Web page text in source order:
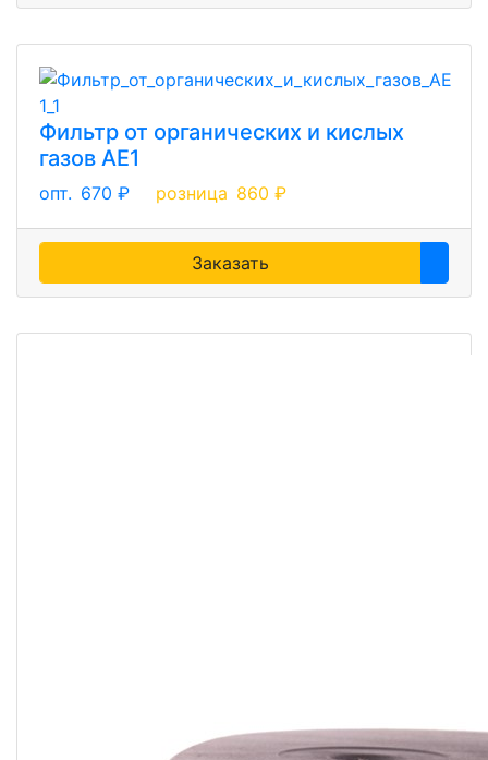
Фильтр от органических и кислых
газов AE1
опт. 670 ₽ розница 860 ₽
Заказать